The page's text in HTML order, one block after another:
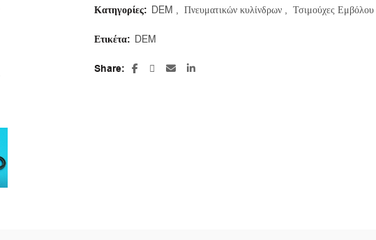
Κατηγορίες: DEM , Πνευματικών κυλίνδρων , Τσιμούχες Εμβόλου
Ετικέτα: DEM
Share